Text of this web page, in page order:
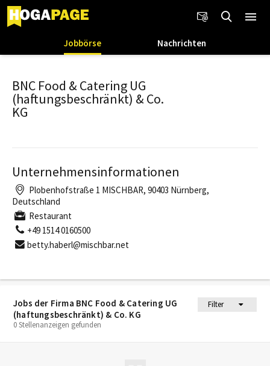
Jobbörse Nachrichten
Jobs der Firma BNC Food & Catering UG
(haftungsbeschränkt) & Co. KG
Filter
0 Stellenanzeigen gefunden
BNC Food & Catering UG
(haftungsbeschränkt) & Co.
KG
Unternehmensinformationen
Plobenhofstraße 1 MISCHBAR, 90403 Nürnberg,
Deutschland
Restaurant
+49 1514 0160500
betty.haberl@mischbar.net